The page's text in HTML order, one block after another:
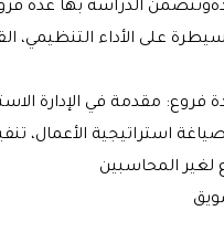
الدراسة بها عدة فروع:
على الأداء التنظيمي،
مقدمة في الإدارة
استراتيجية الأعمال،
لغير المحاسبين